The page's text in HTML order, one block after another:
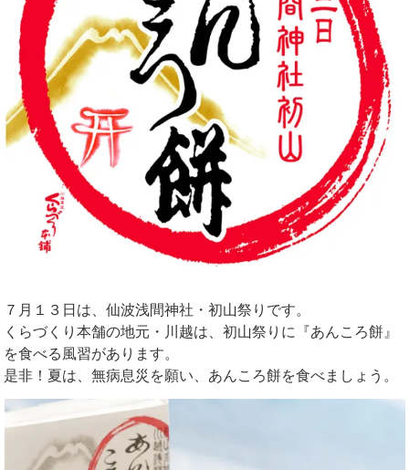
７月１３日は、仙波浅間神社・初山祭りです。
くらづくり本舗の地元・川越は、初山祭りに『あんころ餅』
を食べる風習があります。
是非！夏は、無病息災を願い、あんころ餅を食べましょう。